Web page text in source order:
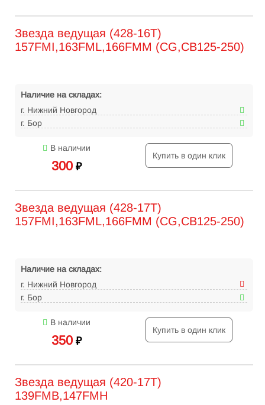
Звезда ведущая (428-16Т)
157FMI,163FML,166FMM (CG,CB125-250)
Наличие на складах:
г. Нижний Новгород
г. Бор
В наличии
300 ₽
Купить в один клик
Звезда ведущая (428-17Т)
157FMI,163FML,166FMM (CG,CB125-250)
Наличие на складах:
г. Нижний Новгород
г. Бор
В наличии
350 ₽
Купить в один клик
Звезда ведущая (420-17T)
139FMB,147FMH